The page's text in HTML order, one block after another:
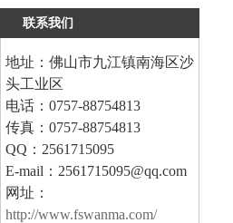
联系我们
地址：佛山市九江镇南海区沙
头工业区
电话：0757-88754813
传真：0757-88754813
QQ：2561715095
E-mail：2561715095@qq.com
网址：
http://www.fswanma.com/